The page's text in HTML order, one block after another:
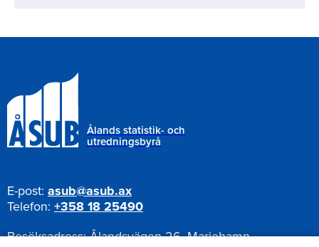
Ålands statistik- och
utredningsbyrå
E-post: asub@asub.ax
Telefon: +358 18 25490
Besöksadress:Ålandsvägen 26, Mariehamn